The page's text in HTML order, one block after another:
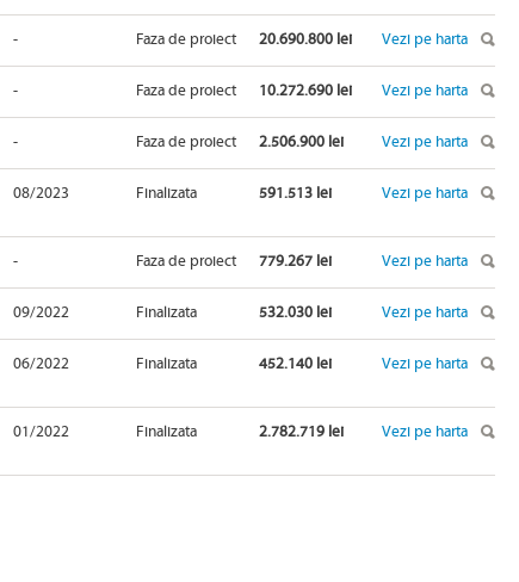
- Faza de proiect 20.690.800 lei Vezi pe harta
- Faza de proiect 10.272.690 lei Vezi pe harta
- Faza de proiect 2.506.900 lei Vezi pe harta
08/2023 Finalizata 591.513 lei Vezi pe harta
- Faza de proiect 779.267 lei Vezi pe harta
09/2022 Finalizata 532.030 lei Vezi pe harta
06/2022 Finalizata 452.140 lei Vezi pe harta
01/2022 Finalizata 2.782.719 lei Vezi pe harta